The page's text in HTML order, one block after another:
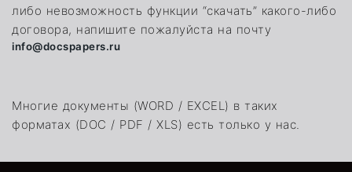
либо невозможность функции “скачать” какого-либо
договора, напишите пожалуйста на почту
info@docspapers.ru
Многие документы (WORD / EXCEL) в таких
форматах (DOC / PDF / XLS) есть только у нас.